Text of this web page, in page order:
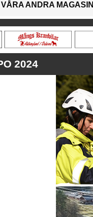
VÅRA ANDRA MAGASIN
2024